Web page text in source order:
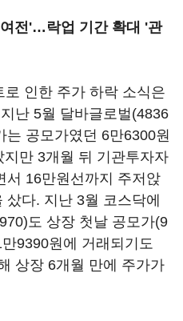
전'…락업 기간 확대 '관
인한 주가 하락 소식은
난 5월 달바글로벌(4836
는 공모가였던 6만6300원
만 3개월 뒤 기관투자자
서 16만원선까지 주저앉
다. 지난 3월 코스닥에
도 상장 첫날 공모가(9
9390원에 거래되기도
상장 6개월 만에 주가가